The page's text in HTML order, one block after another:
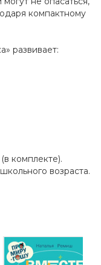
компактному
развивает:
комплекте).
возраста.